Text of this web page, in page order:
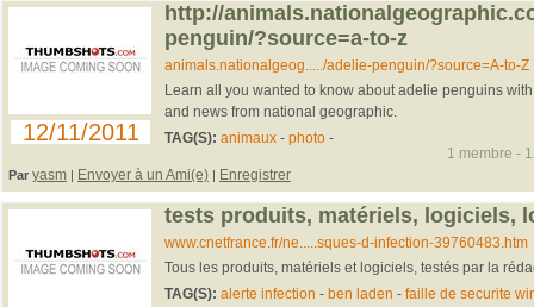
12/11/2011
http://
penguin/?source=a-to-z
animals.nationalgeog...../adelie-penguin/?source=A-to-Z
Learn all you wanted to know about adelie penguins
and news from national geographic.
TAG(S): animaux- photo-
Par yasm | Envoyer à un Ami(e) | Enregistrer
1 membre -
tests produits, matériels, logiciels,
www.cnetfrance.fr/ne.....sques-d-infection-39760483.htm
Tous les produits, matériels et logiciels, testés par la
TAG(S): alerte infection - ben laden - faille de securite